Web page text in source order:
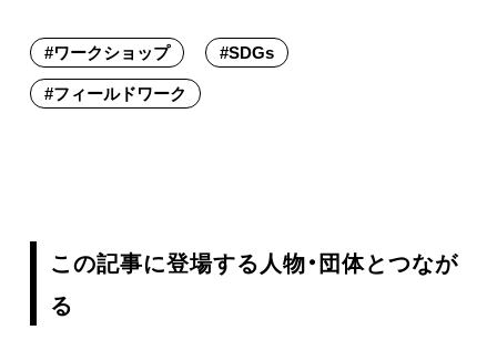
#ワークショップ #SDGs
#フィールドワーク
この記事に登場する人物・団体とつなが
る